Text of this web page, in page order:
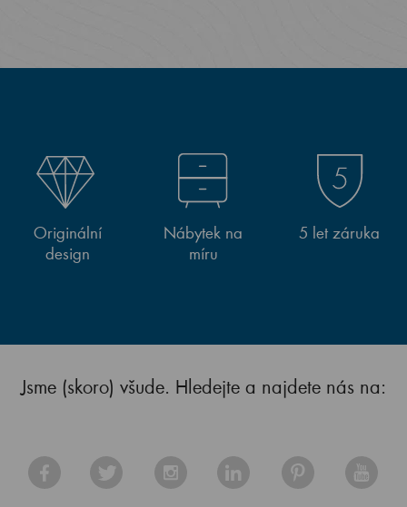
Originální
design
Nábytek na
míru
5 let záruka
Jsme (skoro) všude. Hledejte a najdete nás na: